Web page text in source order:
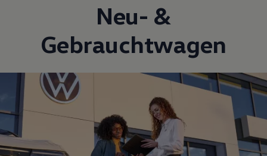
Neu- &
Gebrauchtwagen